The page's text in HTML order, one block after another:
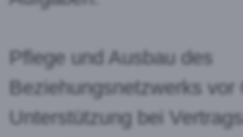
Pflege und Ausbau des
Beziehungsnetzwerks vor
Unterstützung bei